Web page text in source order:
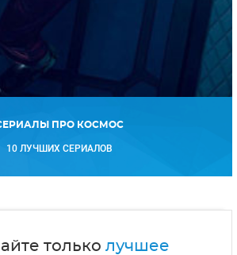
ПРО КОСМОС
10 ЛУЧШИХ СЕРИАЛОВ
только лучшее